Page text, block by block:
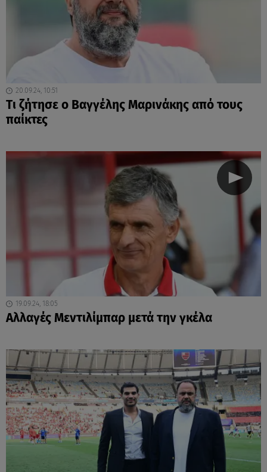
20.09.24, 10:51
Tι ζήτησε ο Βαγγέλης Μαρινάκης από τους
παίκτες
19.09.24, 18:05
Aλλαγές Μεντιλίμπαρ μετά την γκέλα